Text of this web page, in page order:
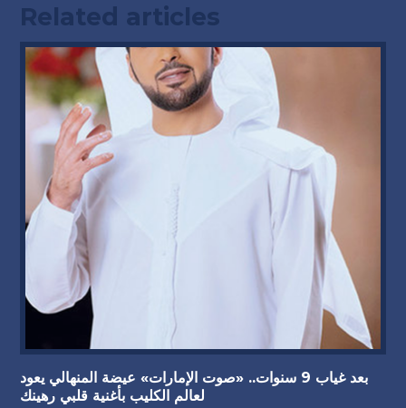
Related articles
بعد غياب 9 سنوات.. «صوت الإمارات» عيضة المنهالي يعود
لعالم الكليب بأغنية قلبي رهينك